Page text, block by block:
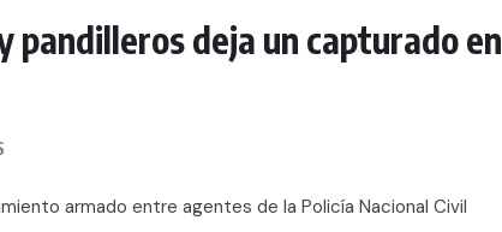
deja un capturado en
armado entre agentes de la Policía Nacional Civil